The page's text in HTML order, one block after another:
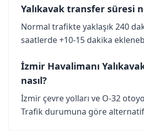
Yalıkavak transfer süresi
Normal trafikte yaklaşık 240
saatlerde +10-15 dakika
İzmir Havalimanı
nasıl?
İzmir çevre yolları ve O-32
Trafik durumuna göre